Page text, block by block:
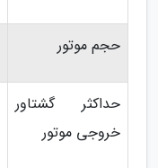
حجم موتور
حداکثر گشتاور
خروجی موتور